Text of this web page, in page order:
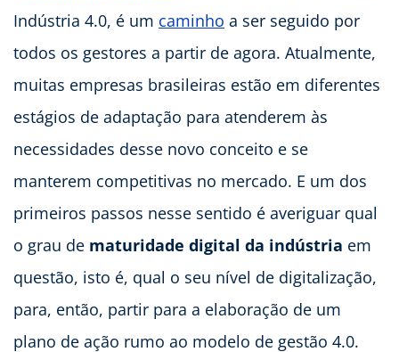
Indústria 4.0, é um caminho a ser seguido por
todos os gestores a partir de agora. Atualmente,
muitas empresas brasileiras estão em diferentes
estágios de adaptação para atenderem às
necessidades desse novo conceito e se
manterem competitivas no mercado. E um dos
primeiros passos nesse sentido é averiguar qual
o grau de maturidade digital da indústria em
questão, isto é, qual o seu nível de digitalização,
para, então, partir para a elaboração de um
plano de ação rumo ao modelo de gestão 4.0.